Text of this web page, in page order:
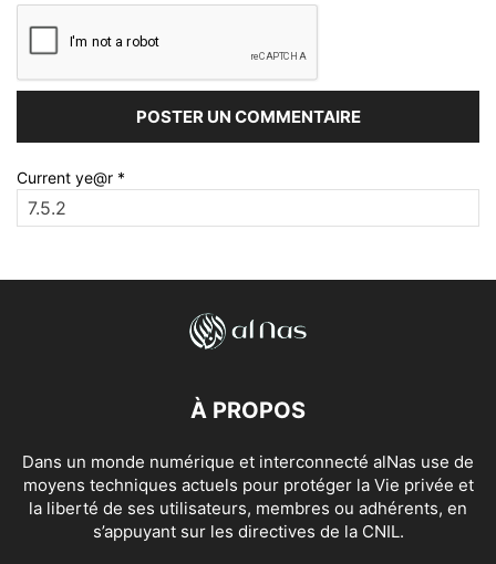
Current ye@r *
À PROPOS
Dans un monde numérique et interconnecté alNas use de
moyens techniques actuels pour protéger la Vie privée et
la liberté de ses utilisateurs, membres ou adhérents, en
s’appuyant sur les directives de la CNIL.